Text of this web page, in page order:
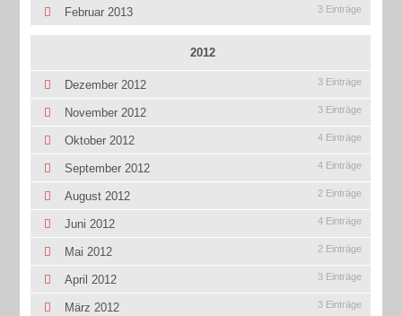
Februar 2013 3 Einträge
2012
Dezember 2012 3 Einträge
November 2012 3 Einträge
Oktober 2012 4 Einträge
September 2012 4 Einträge
August 2012 2 Einträge
Juni 2012 4 Einträge
Mai 2012 2 Einträge
April 2012 3 Einträge
März 2012 3 Einträge